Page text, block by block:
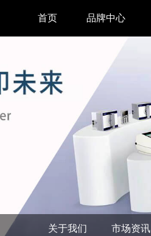
首页 品牌中心
关于我们 市场资讯